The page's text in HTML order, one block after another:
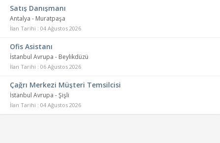
Satış Danışmanı
Antalya - Muratpaşa
İlan Tarihi : 04 Ağustos 2026
Ofis Asistanı
İstanbul Avrupa - Beylikdüzü
İlan Tarihi : 06 Ağustos 2026
Çağrı Merkezi Müşteri Temsilcisi
İstanbul Avrupa - Şişli
İlan Tarihi : 04 Ağustos 2026